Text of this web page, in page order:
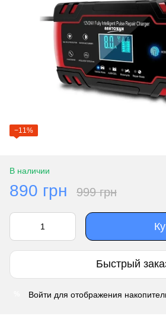
−11%
В наличии
890 грн 999 грн
Быстрый
Войти для отображения